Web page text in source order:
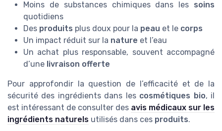
Moins de substances chimiques dans les soins
quotidiens
Des produits plus doux pour la peau et le corps
Un impact réduit sur la nature et l’eau
Un achat plus responsable, souvent accompagné
d’une livraison offerte
Pour approfondir la question de l’efficacité et de la
sécurité des ingrédients dans les cosmétiques bio, il
est intéressant de consulter des avis médicaux sur les
ingrédients naturels utilisés dans ces produits.